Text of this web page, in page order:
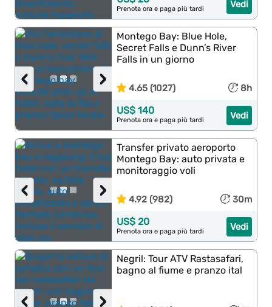
Vedi
Prenota ora e paga più tardi
›
‹
Montego Bay: Blue Hole,
Secret Falls e Dunn’s River
Falls in un giorno
4.65 (1027) 8h
Vedi
US$ 140
Prenota ora e paga più tardi
›
‹
Transfer privato aeroporto
Montego Bay: auto privata e
monitoraggio voli
4.92 (982) 30m
Vedi
US$ 20
Prenota ora e paga più tardi
›
‹
Negril: Tour ATV Rastasafari,
bagno al fiume e pranzo ital